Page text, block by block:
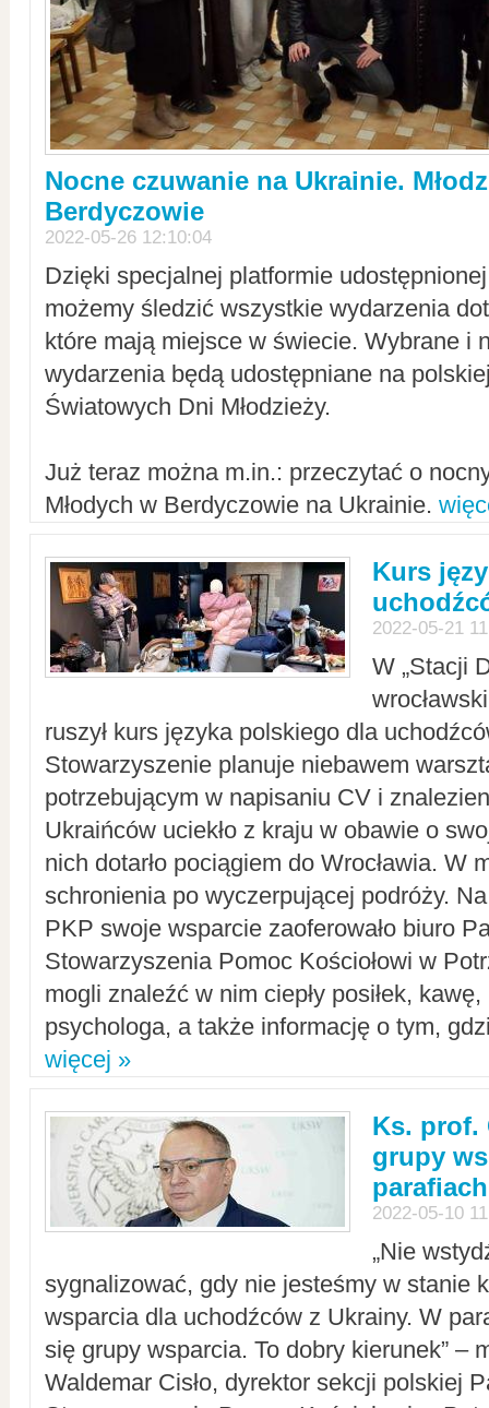
Nocne czuwanie na Ukrainie.
Berdyczowie
2022-05-26 12:10:04
Dzięki specjalnej platformie
możemy śledzić wszystkie wydarzenia
które mają miejsce w świecie. Wybrane i
wydarzenia będą udostępniane na
Światowych Dni Młodzieży.
Już teraz można m.in.: przeczytać o
Młodych w Berdyczowie na Ukrainie.
Kurs
2022-05-21
W „Stacji
ruszył kurs języka polskiego dla
Stowarzyszenie planuje niebawem
potrzebującym w napisaniu CV i
Ukraińców uciekło z kraju w obawie o
nich dotarło pociągiem do Wrocławia. W
schronienia po wyczerpującej podróży.
PKP swoje wsparcie zaoferowało biuro
Stowarzyszenia Pomoc Kościołowi w
mogli znaleźć w nim ciepły posiłek,
psychologa, a także informację o tym,
więcej »
Ks. prof.
grupy
parafiach
2022-05-10
„Nie
sygnalizować, gdy nie jesteśmy w stanie
wsparcia dla uchodźców z Ukrainy. W
się grupy wsparcia. To dobry kierunek” –
Waldemar Cisło, dyrektor sekcji polskiej